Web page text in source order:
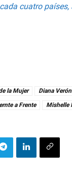
cuatro países,
la Mujer
Diana
a Frente
Mishelle